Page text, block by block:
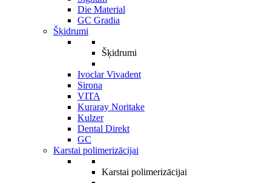
Die Material
GC Gradia
Šķidrumi
Šķidrumi
Ivoclar Vivadent
Sirona
VITA
Kuraray Noritake
Kulzer
Dental Direkt
GC
Karstai polimerizācijai
Karstai polimerizācijai